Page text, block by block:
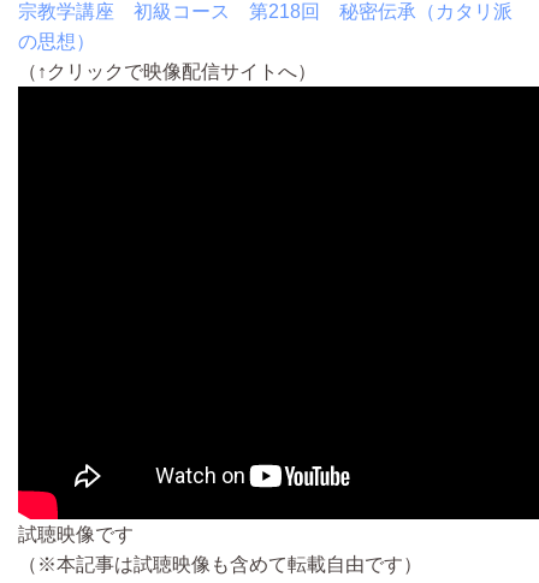
宗教学講座 初級コース 第218回 秘密伝承（カタリ派
の思想）
（↑クリックで映像配信サイトへ）
試聴映像です
（※本記事は試聴映像も含めて転載自由です）